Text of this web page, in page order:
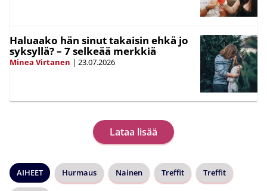
Haluaako hän sinut takaisin ehkä jo
syksyllä? – 7 selkeää merkkiä
Minea Virtanen | 23.07.2026
Lataa lisää
AIHEET Hurmaus Nainen Treffit Treffit